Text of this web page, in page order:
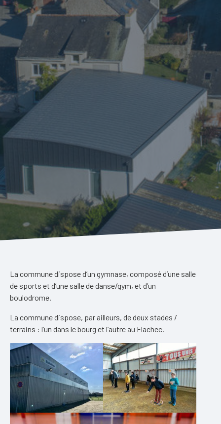
La commune dispose d’un gymnase, composé d’une salle
de sports et d’une salle de danse/gym, et d’un
boulodrome.
La commune dispose, par ailleurs, de deux stades /
terrains : l’un dans le bourg et l’autre au Flachec.